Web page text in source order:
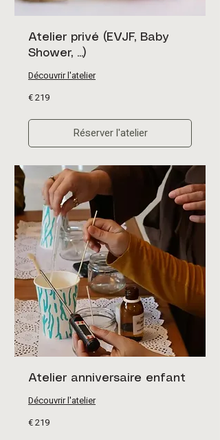
Atelier privé (EVJF, Baby
Shower, ...)
Découvrir l'atelier
219
euro
€ 219
Réserver l'atelier
Atelier anniversaire enfant
Découvrir l'atelier
219
euro
€ 219